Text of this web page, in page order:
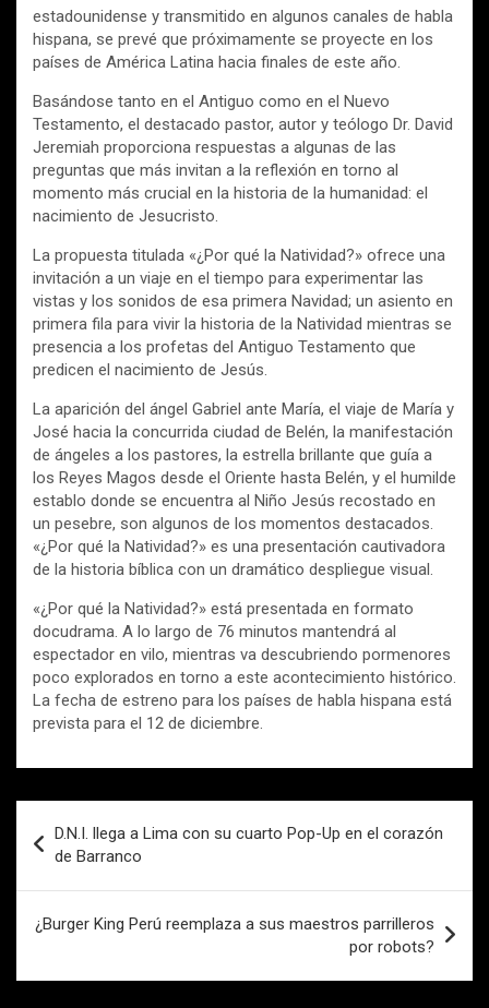
estadounidense y transmitido en algunos canales de habla
hispana, se prevé que próximamente se proyecte en los
países de América Latina hacia finales de este año.
Basándose tanto en el Antiguo como en el Nuevo
Testamento, el destacado pastor, autor y teólogo Dr. David
Jeremiah proporciona respuestas a algunas de las
preguntas que más invitan a la reflexión en torno al
momento más crucial en la historia de la humanidad: el
nacimiento de Jesucristo.
La propuesta titulada «¿Por qué la Natividad?» ofrece una
invitación a un viaje en el tiempo para experimentar las
vistas y los sonidos de esa primera Navidad; un asiento en
primera fila para vivir la historia de la Natividad mientras se
presencia a los profetas del Antiguo Testamento que
predicen el nacimiento de Jesús.
La aparición del ángel Gabriel ante María, el viaje de María y
José hacia la concurrida ciudad de Belén, la manifestación
de ángeles a los pastores, la estrella brillante que guía a
los Reyes Magos desde el Oriente hasta Belén, y el humilde
establo donde se encuentra al Niño Jesús recostado en
un pesebre, son algunos de los momentos destacados.
«¿Por qué la Natividad?» es una presentación cautivadora
de la historia bíblica con un dramático despliegue visual.
«¿Por qué la Natividad?» está presentada en formato
docudrama. A lo largo de 76 minutos mantendrá al
espectador en vilo, mientras va descubriendo pormenores
poco explorados en torno a este acontecimiento histórico.
La fecha de estreno para los países de habla hispana está
prevista para el 12 de diciembre.
de
entradas
D.N.I. llega a Lima con su cuarto Pop-Up en el corazón
de Barranco
¿Burger King Perú reemplaza a sus maestros parrilleros
por robots?